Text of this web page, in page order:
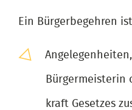
Ein Bürgerbegehren
Bürgermeisterin
kraft Gesetzes